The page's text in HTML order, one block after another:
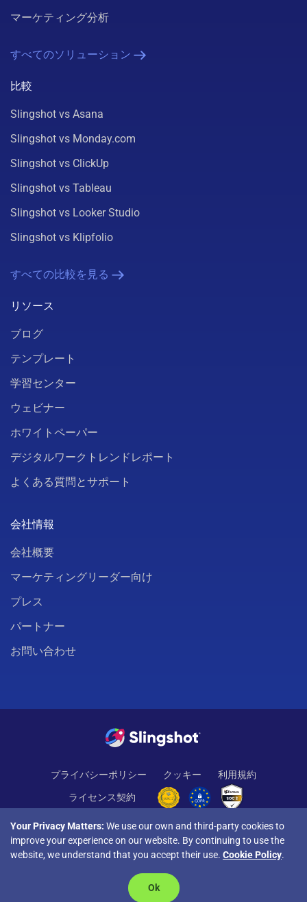
マーケティング分析
すべてのソリューション
比較
Slingshot vs Asana
Slingshot vs Monday.com
Slingshot vs ClickUp
Slingshot vs Tableau
Slingshot vs Looker Studio
Slingshot vs Klipfolio
すべての比較を見る
リソース
ブログ
テンプレート
学習センター
ウェビナー
ホワイトペーパー
デジタルワークトレンドレポート
よくある質問とサポート
会社情報
会社概要
マーケティングリーダー向け
プレス
パートナー
お問い合わせ
プライバシーポリシー クッキー 利用規約
ライセンス契約
© Copyright 2026 INFRAGISTICS. All Rights Reserved. Slingshot
および Slingshot ロゴは Infragistics Inc. の登録商標です。
Your Privacy Matters: We use our own and third-party cookies to
improve your experience on our website. By continuing to use the
website, we understand that you accept their use. Cookie Policy.
Ok